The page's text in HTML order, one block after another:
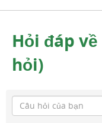
Hỏi đáp
hỏi)